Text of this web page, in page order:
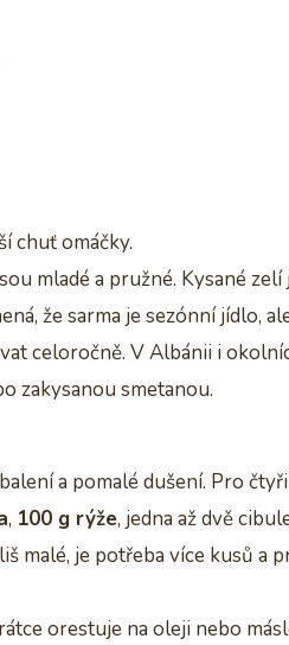
chuť omáčky.
mladé a pružné. Kysané zelí
že sarma je sezónní jídlo,
celoročně. V Albánii i
zakysanou smetanou.
a pomalé dušení. Pro
, 100 g rýže, jedna až dvě
malé, je potřeba více kusů a
orestuje na oleji nebo